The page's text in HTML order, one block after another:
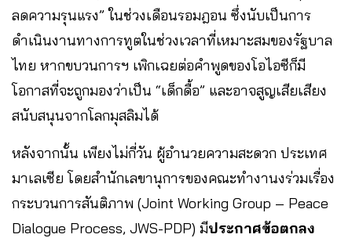
ลดความรุนแรง” ในช่วงเดือนรอมฎอน ซึ่งนับเป็นการ
ดำเนินงานทางการทูตในช่วงเวลาที่เหมาะสมของรัฐบาล
ไทย หากขบวนการฯ ​เพิกเฉยต่อคำพูดของโอไอซีก็มี
โอกาสที่จะถูกมองว่าเป็น “เด็กดื้อ” และอาจสูญเสียเสียง
สนับสนุนจากโลกมุสลิมได้
หลังจากนั้น เพียงไม่กี่วัน ผู้อำนวยความสะดวก ประเทศ
มาเลเซีย โดยสำนักเลขานุการของคณะทำงานงร่วมเรื่อง
กระบวนการสันติภาพ (Joint Working Group – Peace
Dialogue Process, JWS-PDP) มีประกาศข้อตกลง